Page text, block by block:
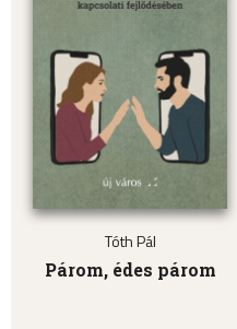
Tóth Pál
Párom, édes párom